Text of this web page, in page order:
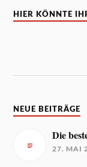
HIER KÖNNTE
NEUE BEITRÄGE
Die
27. MAI